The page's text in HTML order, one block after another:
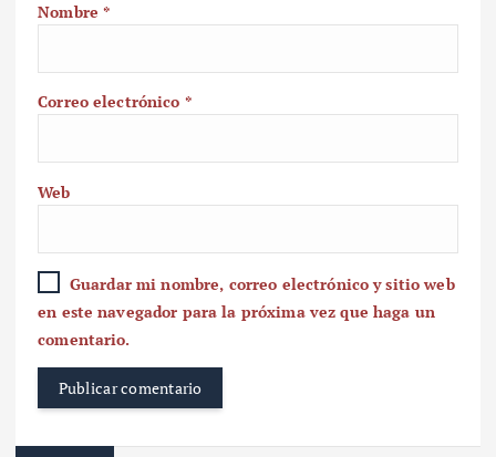
Nombre*
Correo electrónico *
Web
Guardar mi nombre, correo electrónico y sitio web
en este navegador para la próxima vez que haga un
comentario.